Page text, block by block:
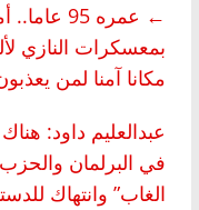
←
عمره 95
بمعسكرات النازي
مكانا آمنا لمن
عبدالعليم داود:
في البرلمان
الغاب” وانتهاك